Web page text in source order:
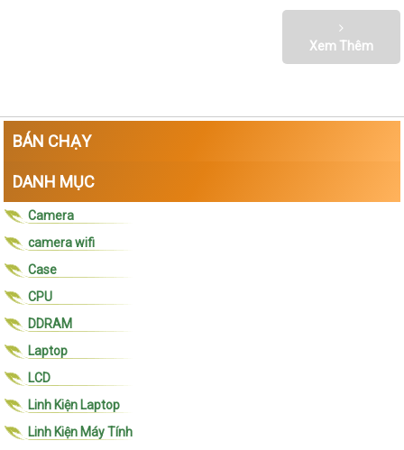
Xem Thêm
BÁN CHẠY
DANH MỤC
Camera
camera wifi
Case
CPU
DDRAM
Laptop
LCD
Linh Kiện Laptop
Linh Kiện Máy Tính